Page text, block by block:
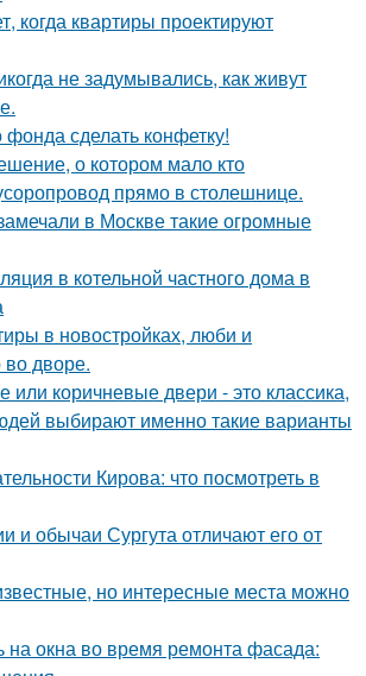
когда квартиры проектируют
не задумывались, как живут
фонда сделать конфетку!
о котором мало кто
прямо в столешнице.
в Москве такие огромные
в котельной частного дома в
в новостройках, люби и
дворе.
или коричневые двери - это классика,
выбирают именно такие варианты
Кирова: что посмотреть в
и обычаи Сургута отличают его от
но интересные места можно
на окна во время ремонта фасада: